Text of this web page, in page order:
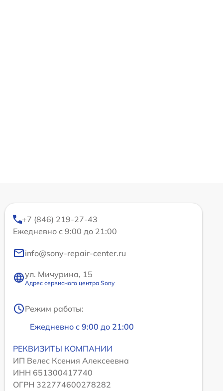
+7 (846) 219-27-43
Ежедневно с 9:00 до 21:00
info@sony-repair-center.ru
ул. Мичурина, 15
Адрес сервисного центра Sony
Режим работы:
Ежедневно с 9:00 до 21:00
РЕКВИЗИТЫ КОМПАНИИ
ИП Велес Ксения Алексеевна
ИНН 651300417740
ОГРН 322774600278282